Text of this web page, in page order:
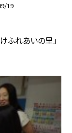
19
ふれあいの里」